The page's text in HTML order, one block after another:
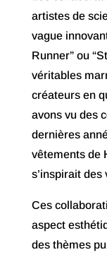
artistes de
vague
Runner” ou
véritables
créateurs en
avons vu des
dernières
vêtements de
s’inspirait des
Ces
aspect
des thèmes